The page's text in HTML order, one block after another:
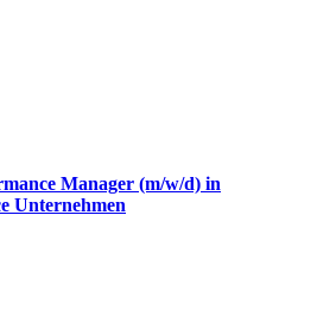
Manager (m/w/d) in
Unternehmen